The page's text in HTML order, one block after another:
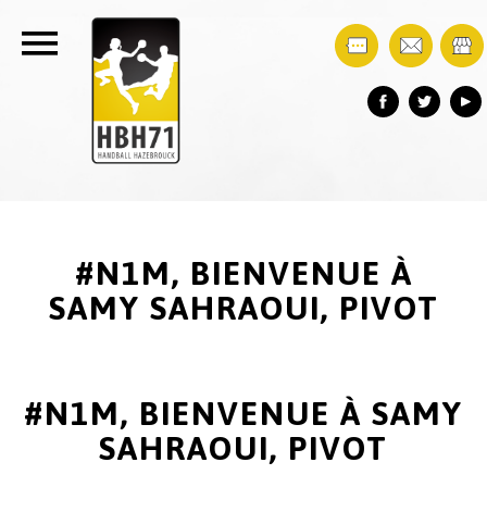
#N1M, BIENVENUE À
SAMY SAHRAOUI, PIVOT
#N1M, BIENVENUE À SAMY
SAHRAOUI, PIVOT